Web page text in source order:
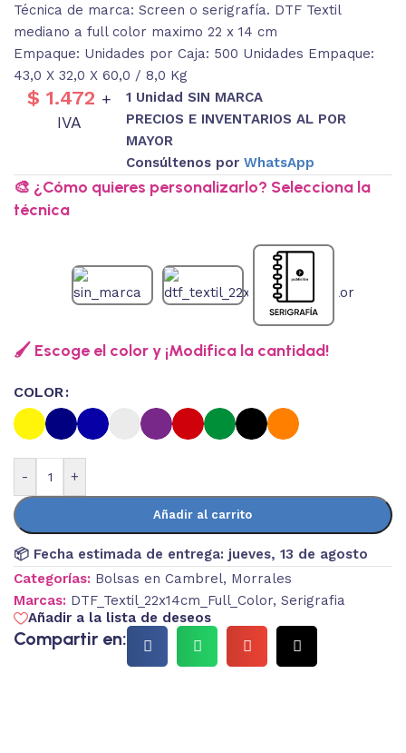
Técnica de marca: Screen o serigrafía. DTF Textil
mediano a full color maximo 22 x 14 cm
Empaque: Unidades por Caja: 500 Unidades Empaque:
43,0 X 32,0 X 60,0 / 8,0 Kg
$ 1.472 +
IVA
1 Unidad SIN MARCA
PRECIOS E INVENTARIOS AL POR
MAYOR
Consúltenos por WhatsApp
🎨 ¿Cómo quieres personalizarlo? Selecciona la
técnica
🖌️ Escoge el color y ¡Modifica la cantidad!
COLOR
- +
Añadir al carrito
📦 Fecha estimada de entrega: jueves, 13 de agosto
Categorías: Bolsas en Cambrel, Morrales
Marcas: DTF_Textil_22x14cm_Full_Color, Serigrafia
Añadir a la lista de deseos
Compartir en: